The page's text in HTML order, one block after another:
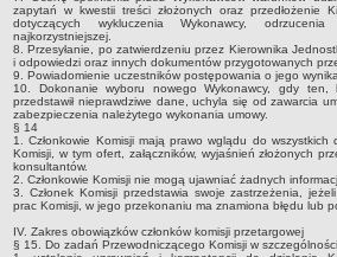
Plan postępowań o udzielenie zamówień
Zamówienia Publiczne
Zamówienia Publiczne których wartość
Gospodarka Nieruchomościami
Emisja Obligacji 2022
Oferty Publiczne
PUBLICZNIE DOSTĘPNY WYKAZ DANYCH O
Wnioski o wydanie decyzji
zapytań w kwestii treści złożonych oraz przedłożenie
dotyczących wykluczenia Wykonawcy,
najkorzystniejszej.
8. Przesyłanie, po zatwierdzeniu przez Kierownika
i odpowiedzi oraz innych dokumentów przygotowanych
9. Powiadomienie uczestników postępowania o jego
10. Dokonanie wyboru nowego Wykonawcy, gdy ten,
przedstawił nieprawdziwe dane, uchyla się od zawarcia
zabezpieczenia należytego wykonania umowy.
§ 14
1. Członkowie Komisji mają prawo wglądu do
Komisji, w tym ofert, załączników, wyjaśnień złożonych
konsultantów.
2. Członkowie Komisji nie mogą ujawniać żadnych
3. Członek Komisji przedstawia swoje zastrzeżenia,
prac Komisji, w jego przekonaniu ma znamiona błędu lub
IV. Zakres obowiązków członków komisji przetargowej
§ 15. Do zadań Przewodniczącego Komisji w